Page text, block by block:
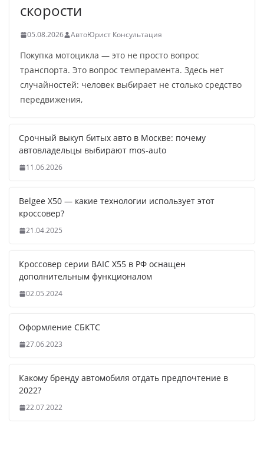
скорости
05.08.2026 АвтоЮрист Консультация
Покупка мотоцикла — это не просто вопрос
транспорта. Это вопрос темперамента. Здесь нет
случайностей: человек выбирает не столько средство
передвижения,
Срочный выкуп битых авто в Москве: почему
автовладельцы выбирают mos-auto
11.06.2026
Belgee X50 — какие технологии использует этот
кроссовер?
21.04.2025
Кроссовер серии BAIC X55 в РФ оснащен
дополнительным функционалом
02.05.2024
Оформление СБКТС
27.06.2023
Какому бренду автомобиля отдать предпочтение в
2022?
22.07.2022